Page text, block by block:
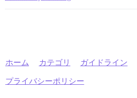
ホーム カテゴリ ガイドライン
プライバシーポリシー